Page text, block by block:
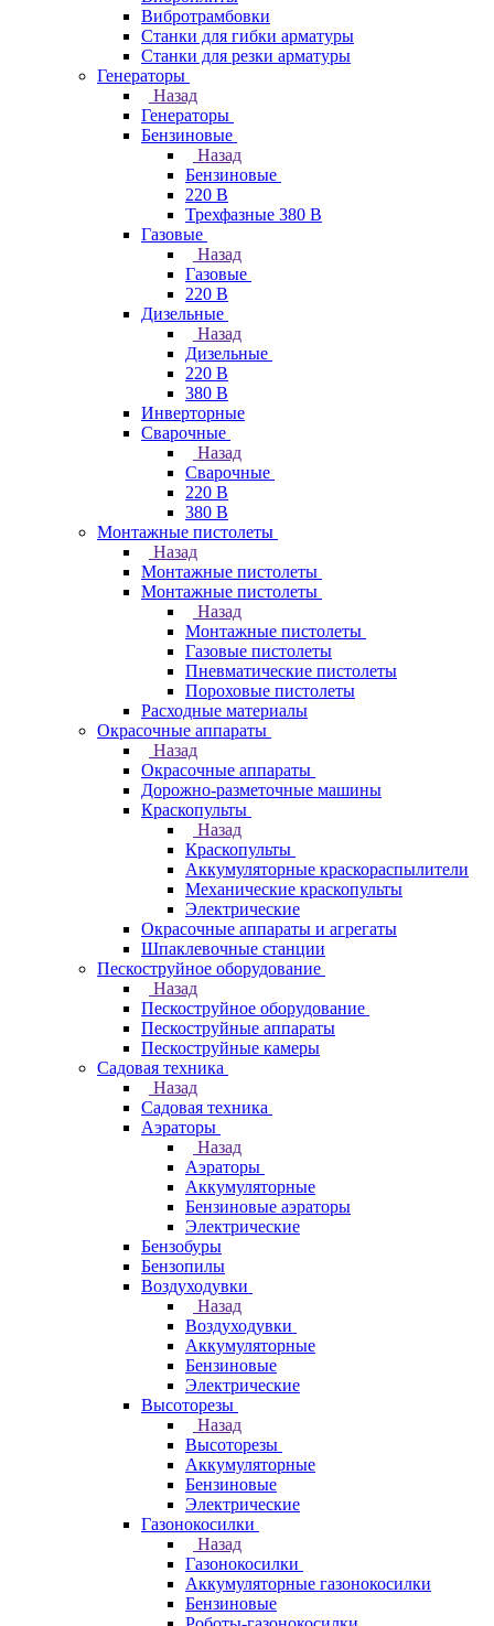
Вибротрамбовки
Станки для гибки арматуры
Станки для резки арматуры
Генераторы
Назад
Генераторы
Бензиновые
Назад
Бензиновые
220 В
Трехфазные 380 В
Газовые
Назад
Газовые
220 В
Дизельные
Назад
Дизельные
220 В
380 В
Инверторные
Сварочные
Назад
Сварочные
220 В
380 В
Монтажные пистолеты
Назад
Монтажные пистолеты
Монтажные пистолеты
Назад
Монтажные пистолеты
Газовые пистолеты
Пневматические пистолеты
Пороховые пистолеты
Расходные материалы
Окрасочные аппараты
Назад
Окрасочные аппараты
Дорожно-разметочные машины
Краскопульты
Назад
Краскопульты
Аккумуляторные краскораспылители
Механические краскопульты
Электрические
Окрасочные аппараты и агрегаты
Шпаклевочные станции
Пескоструйное оборудование
Назад
Пескоструйное оборудование
Пескоструйные аппараты
Пескоструйные камеры
Садовая техника
Назад
Садовая техника
Аэраторы
Назад
Аэраторы
Аккумуляторные
Бензиновые аэраторы
Электрические
Бензобуры
Бензопилы
Воздуходувки
Назад
Воздуходувки
Аккумуляторные
Бензиновые
Электрические
Высоторезы
Назад
Высоторезы
Аккумуляторные
Бензиновые
Электрические
Газонокосилки
Назад
Газонокосилки
Аккумуляторные газонокосилки
Бензиновые